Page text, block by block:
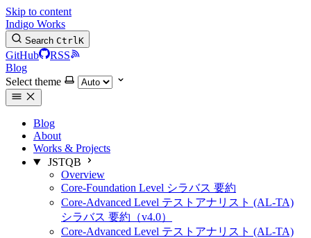
Skip to content
Indigo Works
Search CtrlK
GitHub
RSS
Blog
Select theme
Blog
About
Works & Projects
JSTQB
Overview
Core-Foundation Level シラバス 要約
Core-Advanced Level テストアナリスト (AL-TA)
シラバス 要約（v4.0）
Core-Advanced Level テストアナリスト (AL-TA)